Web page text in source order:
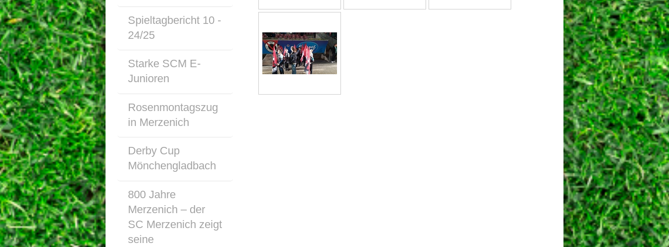
Spieltagbericht 10 -
24/25
Starke SCM E-
Junioren
Rosenmontagszug
in Merzenich
Derby Cup
Mönchengladbach
800 Jahre
Merzenich – der
SC Merzenich zeigt
seine